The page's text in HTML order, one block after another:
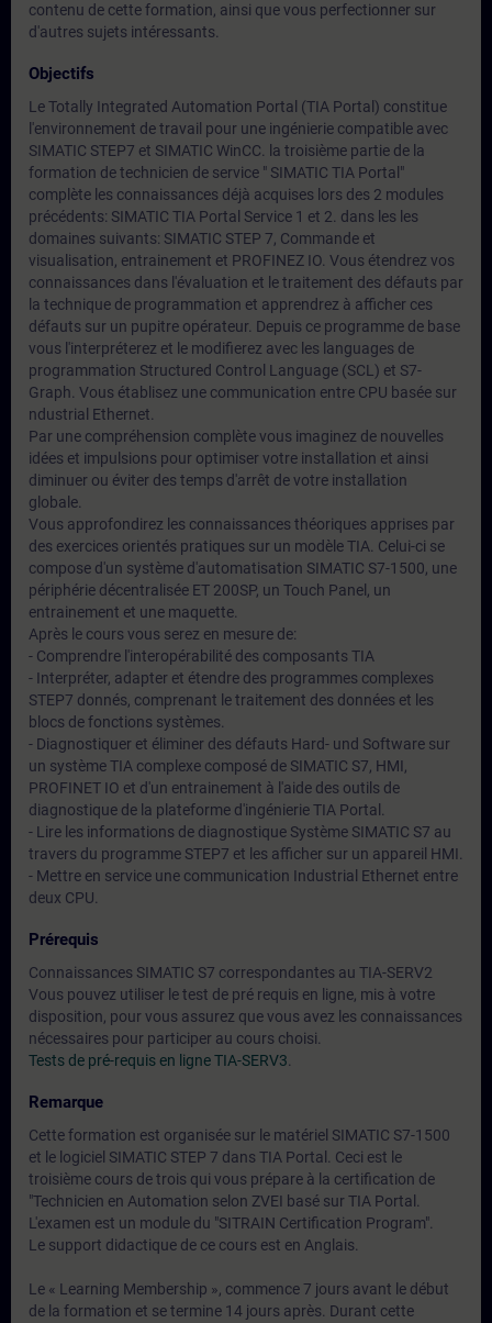
contenu de cette formation, ainsi que vous perfectionner sur
d'autres sujets intéressants.
Objectifs
Le Totally Integrated Automation Portal (TIA Portal) constitue
l'environnement de travail pour une ingénierie compatible avec
SIMATIC STEP7 et SIMATIC WinCC. la troisième partie de la
formation de technicien de service " SIMATIC TIA Portal"
complète les connaissances déjà acquises lors des 2 modules
précédents: SIMATIC TIA Portal Service 1 et 2. dans les les
domaines suivants: SIMATIC STEP 7, Commande et
visualisation, entrainement et PROFINEZ IO. Vous étendrez vos
connaissances dans l'évaluation et le traitement des défauts par
la technique de programmation et apprendrez à afficher ces
défauts sur un pupitre opérateur. Depuis ce programme de base
vous l'interpréterez et le modifierez avec les languages de
programmation Structured Control Language (SCL) et S7-
Graph. Vous établisez une communication entre CPU basée sur
ndustrial Ethernet.
Par une compréhension complète vous imaginez de nouvelles
idées et impulsions pour optimiser votre installation et ainsi
diminuer ou éviter des temps d'arrêt de votre installation
globale.
Vous approfondirez les connaissances théoriques apprises par
des exercices orientés pratiques sur un modèle TIA. Celui-ci se
compose d'un système d'automatisation SIMATIC S7-1500, une
périphérie décentralisée ET 200SP, un Touch Panel, un
entrainement et une maquette.
Après le cours vous serez en mesure de:
- Comprendre l'interopérabilité des composants TIA
- Interpréter, adapter et étendre des programmes complexes
STEP7 donnés, comprenant le traitement des données et les
blocs de fonctions systèmes.
- Diagnostiquer et éliminer des défauts Hard- und Software sur
un système TIA complexe composé de SIMATIC S7, HMI,
PROFINET IO et d'un entrainement à l'aide des outils de
diagnostique de la plateforme d'ingénierie TIA Portal.
- Lire les informations de diagnostique Système SIMATIC S7 au
travers du programme STEP7 et les afficher sur un appareil HMI.
- Mettre en service une communication Industrial Ethernet entre
deux CPU.
Prérequis
Connaissances SIMATIC S7 correspondantes au TIA-SERV2
Vous pouvez utiliser le test de pré requis en ligne, mis à votre
disposition, pour vous assurez que vous avez les connaissances
nécessaires pour participer au cours choisi.
Tests de pré-requis en ligne TIA-SERV3
Remarque
Cette formation est organisée sur le matériel SIMATIC S7-1500
et le logiciel SIMATIC STEP 7 dans TIA Portal. Ceci est le
troisième cours de trois qui vous prépare à la certification de
"Technicien en Automation selon ZVEI basé sur TIA Portal.
L'examen est un module du "SITRAIN Certification Program".
Le support didactique de ce cours est en Anglais.
Le « Learning Membership », commence 7 jours avant le début
de la formation et se termine 14 jours après. Durant cette